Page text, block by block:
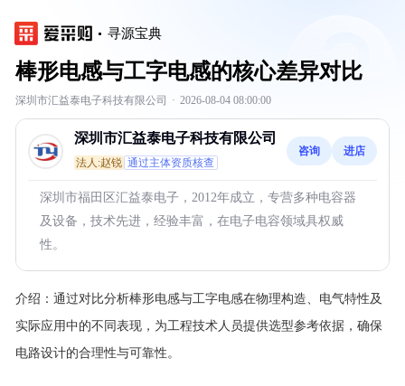
寻源宝典
棒形电感与工字电感的核心差异对比
深圳市汇益泰电子科技有限公司 · 2026-08-04 08:00:00
深圳市汇益泰电子科技有限公司
法人:赵锐 通过主体资质核查
咨询 进店
深圳市福田区汇益泰电子，2012年成立，专营多种电容器
及设备，技术先进，经验丰富，在电子电容领域具权威
性。
介绍： 通过对比分析棒形电感与工字电感在物理构造、电气特性及
实际应用中的不同表现，为工程技术人员提供选型参考依据，确保
电路设计的合理性与可靠性。